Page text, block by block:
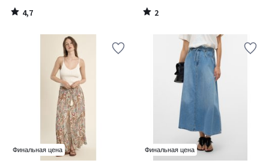
4,7
/
2
/
Финальная цена Финальная цена